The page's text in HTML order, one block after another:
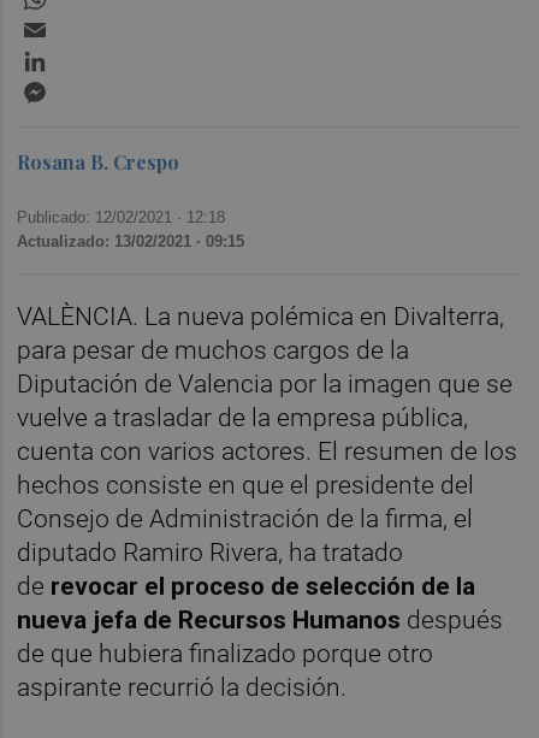
Rosana B. Crespo
Publicado: 12/02/2021 · 12:18
Actualizado: 13/02/2021 · 09:15
VALÈNCIA. La nueva polémica en Divalterra,
para pesar de muchos cargos de la
Diputación de Valencia por la imagen que se
vuelve a trasladar de la empresa pública,
cuenta con varios actores. El resumen de los
hechos consiste en que el presidente del
Consejo de Administración de la firma, el
diputado Ramiro Rivera, ha tratado
de revocar el proceso de selección de la
nueva jefa de Recursos Humanos después
de que hubiera finalizado porque otro
aspirante recurrió la decisión.